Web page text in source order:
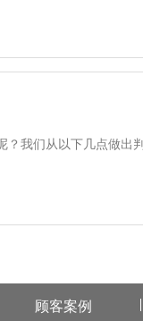
我们从以下几点做
顾客案例